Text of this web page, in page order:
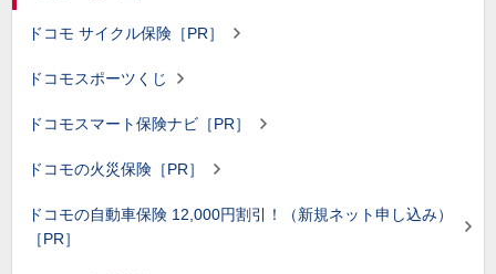
ドコモ サイクル保険［PR］
ドコモスポーツくじ
ドコモスマート保険ナビ［PR］
ドコモの火災保険［PR］
ドコモの自動車保険 12,000円割引！（新規ネット申し込み）
［PR］